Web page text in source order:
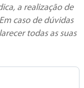
a realização de
caso de dúvidas
todas as suas